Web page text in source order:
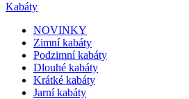
Kabáty
NOVINKY
Zimní kabáty
Podzimní kabáty
Dlouhé kabáty
Krátké kabáty
Jarní kabáty